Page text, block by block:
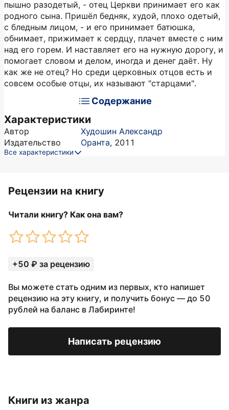
пышно разодетый, - отец Церкви принимает его как
родного сына. Пришёл бедняк, худой, плохо одетый,
с бледным лицом, - и его принимает батюшка,
обнимает, прижимает к сердцу, плачет вместе с ним
над его горем. И наставляет его на нужную дорогу, и
помогает словом и делом, иногда и денег даёт. Ну
как же не отец? Но среди церковных отцов есть и
совсем особые отцы, их называют "старцами".
Содержание
Характеристики
Автор
Худошин Александр
Издательство
Оранта, 2011
Все характеристики
Рецензии на книгу
Читали книгу? Как она вам?
+50 ₽ за рецензию
Вы можете стать одним из первых, кто напишет
рецензию на эту книгу, и получить бонус — до 50
рублей на баланс в Лабиринте!
Написать рецензию
Книги из жанра